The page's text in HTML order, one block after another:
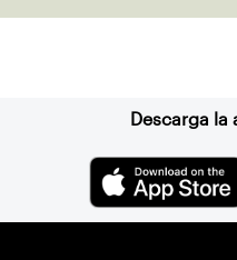
Descarga la